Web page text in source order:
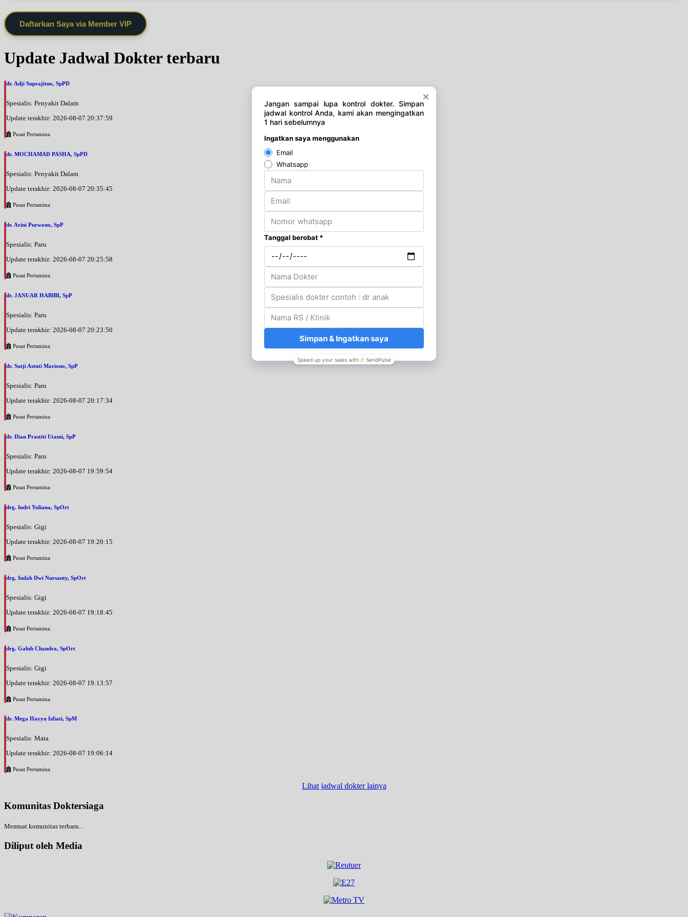
Daftarkan Saya via Member VIP
Update Jadwal Dokter terbaru
dr. Adji Suprajitno, SpPD
Spesialis: Penyakit Dalam
Update terakhir: 2026-08-07 20:37:59
Pusat Pertamina
dr. MOCHAMAD PASHA, SpPD
Spesialis: Penyakit Dalam
Update terakhir: 2026-08-07 20:35:45
Pusat Pertamina
dr. Arini Purwono, SpP
Spesialis: Paru
Update terakhir: 2026-08-07 20:25:58
Pusat Pertamina
dr. JANUAR HABIBI, SpP
Spesialis: Paru
Update terakhir: 2026-08-07 20:23:50
Pusat Pertamina
dr. Sutji Astuti Mariono, SpP
Spesialis: Paru
Update terakhir: 2026-08-07 20:17:34
Pusat Pertamina
dr. Dian Prastiti Utami, SpP
Spesialis: Paru
Update terakhir: 2026-08-07 19:59:54
Pusat Pertamina
drg. Indri Yuliana, SpOrt
Spesialis: Gigi
Update terakhir: 2026-08-07 19:20:15
Pusat Pertamina
drg. Indah Dwi Nursanty, SpOrt
Spesialis: Gigi
Update terakhir: 2026-08-07 19:18:45
Pusat Pertamina
drg. Galuh Chandra, SpOrt
Spesialis: Gigi
Update terakhir: 2026-08-07 19:13:57
Pusat Pertamina
dr. Mega Hayyu Isfiati, SpM
Spesialis: Mata
Update terakhir: 2026-08-07 19:06:14
Pusat Pertamina
Lihat jadwal dokter lainya
Komunitas Doktersiaga
Memuat komunitas terbaru...
Diliput oleh Media